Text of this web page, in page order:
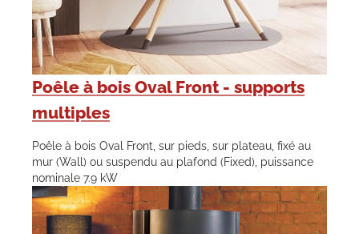
Poêle à bois Oval Front - supports
multiples
Poêle à bois Oval Front, sur pieds, sur plateau, fixé au
mur (Wall) ou suspendu au plafond (Fixed), puissance
nominale 7.9 kW